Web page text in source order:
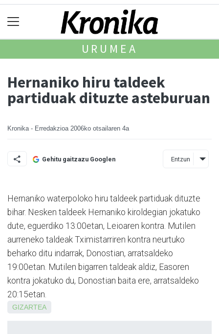
URUMEA
Hernaniko hiru taldeek
partiduak dituzte asteburuan
Kronika - Erredakzioa 2006ko otsailaren 4a
Gehitu gaitzazu Googlen Entzun
Hernaniko waterpoloko hiru taldeek partiduak dituzte
bihar. Nesken taldeek Hernaniko kiroldegian jokatuko
dute, eguerdiko 13:00etan, Leioaren kontra. Mutilen
aurreneko taldeak Tximistarriren kontra neurtuko
beharko ditu indarrak, Donostian, arratsaldeko
19:00etan. Mutilen bigarren taldeak aldiz, Easoren
kontra jokatuko du, Donostian baita ere, arratsaldeko
20:15etan.
GIZARTEA